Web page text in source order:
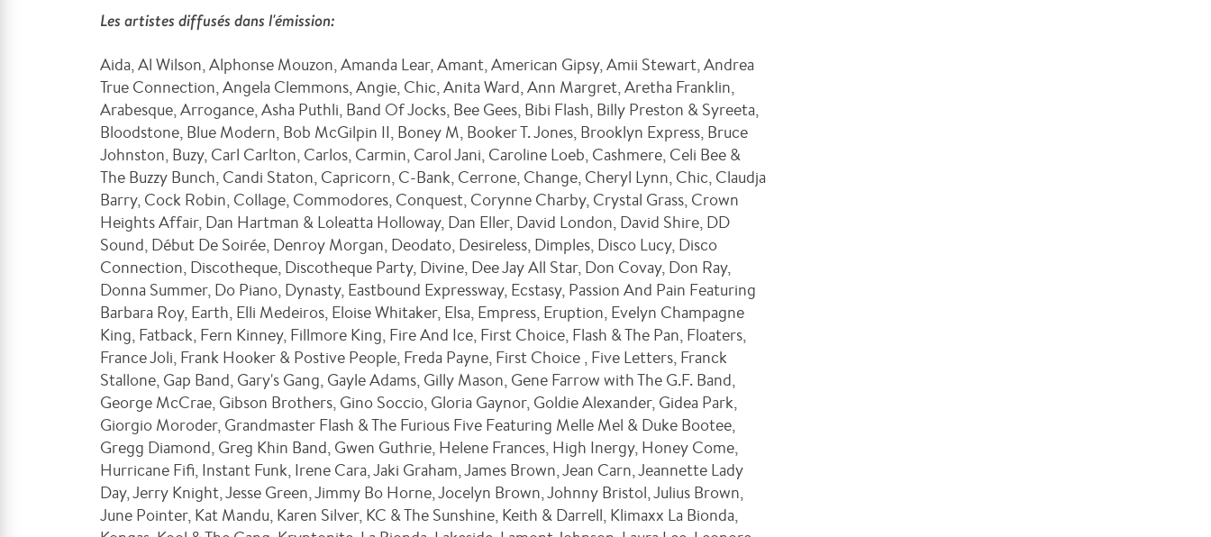
Les artistes diffusés dans l'émission:
Aida, Al Wilson, Alphonse Mouzon, Amanda Lear, Amant, American Gipsy, Amii Stewart, Andrea
True Connection, Angela Clemmons, Angie, Chic, Anita Ward, Ann Margret, Aretha Franklin,
Arabesque, Arrogance, Asha Puthli, Band Of Jocks, Bee Gees, Bibi Flash, Billy Preston & Syreeta,
Bloodstone, Blue Modern, Bob McGilpin II, Boney M, Booker T. Jones, Brooklyn Express, Bruce
Johnston, Buzy, Carl Carlton, Carlos, Carmin, Carol Jani, Caroline Loeb, Cashmere, Celi Bee &
The Buzzy Bunch, Candi Staton, Capricorn, C-Bank, Cerrone, Change, Cheryl Lynn, Chic, Claudja
Barry, Cock Robin, Collage, Commodores, Conquest, Corynne Charby, Crystal Grass, Crown
Heights Affair, Dan Hartman & Loleatta Holloway, Dan Eller, David London, David Shire, DD
Sound, Début De Soirée, Denroy Morgan, Deodato, Desireless, Dimples, Disco Lucy, Disco
Connection, Discotheque, Discotheque Party, Divine, Dee Jay All Star, Don Covay, Don Ray,
Donna Summer, Do Piano, Dynasty, Eastbound Expressway, Ecstasy, Passion And Pain Featuring
Barbara Roy, Earth, Elli Medeiros, Eloise Whitaker, Elsa, Empress, Eruption, Evelyn Champagne
King, Fatback, Fern Kinney, Fillmore King, Fire And Ice, First Choice, Flash & The Pan, Floaters,
France Joli, Frank Hooker & Postive People, Freda Payne, First Choice , Five Letters, Franck
Stallone, Gap Band, Gary's Gang, Gayle Adams, Gilly Mason, Gene Farrow with The G.F. Band,
George McCrae, Gibson Brothers, Gino Soccio, Gloria Gaynor, Goldie Alexander, Gidea Park,
Giorgio Moroder, Grandmaster Flash & The Furious Five Featuring Melle Mel & Duke Bootee,
Gregg Diamond, Greg Khin Band, Gwen Guthrie, Helene Frances, High Inergy, Honey Come,
Hurricane Fifi, Instant Funk, Irene Cara, Jaki Graham, James Brown, Jean Carn, Jeannette Lady
Day, Jerry Knight, Jesse Green, Jimmy Bo Horne, Jocelyn Brown, Johnny Bristol, Julius Brown,
June Pointer, Kat Mandu, Karen Silver, KC & The Sunshine, Keith & Darrell, Klimaxx La Bionda,